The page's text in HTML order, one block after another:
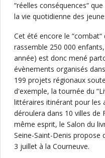
“réelles conséquences“
la vie quotidienne des
Cet été encore le
rassemble 250 000
année) est donc mené
évènements organisés
199 projets régionaux
d'exemple, la tournée du
littéraires itinérant pour les
déroulera dans 10 villes de
même esprit, le Salon du
Seine-Saint-Denis propose
3 juillet à la Courneuve.